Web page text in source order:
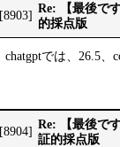
[8903]
Re: 【最後で
的採点版
chatgptでは、26.5、
[8904]
Re: 【最後で
証的採点版